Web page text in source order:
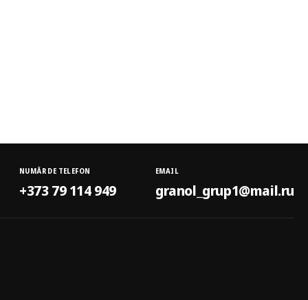
NUMĂR DE TELEFON
+373 79 114 949
EMAIL
granol_grup1@mail.ru